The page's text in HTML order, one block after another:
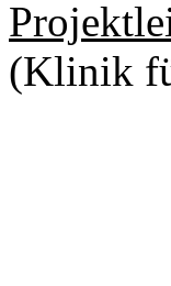
(Klinik